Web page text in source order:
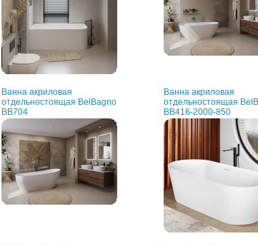
Ванна акриловая
отдельностоящая BelBagno
BB704
Ванна акриловая
отдельностоящая
BB416-2000-850